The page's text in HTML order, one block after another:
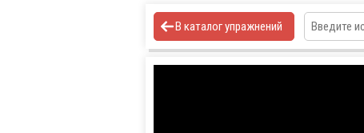
В каталог упражнений